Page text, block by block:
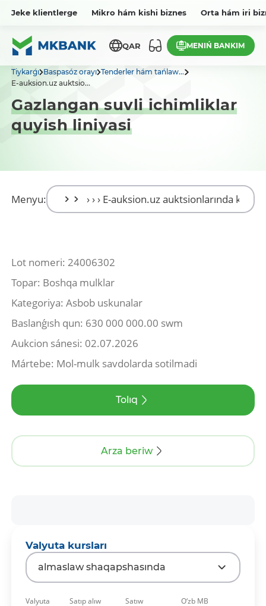
Jeke klientlerge Mikro hám kishi biznes Orta hám iri
QAR MENIŃ BANKIM
Tiykarǵı Baspasóz orayı Tenderler hám tańlaw...
E-auksion.uz auktsio...
Gazlangan suvli ichimliklar
quyish liniyasi
Menyu:
Lot nomeri: 24006302
Topar: Boshqa mulklar
Kategoriya: Asbob uskunalar
Baslanǵısh qun: 630 000 000.00 swm
Aukcion sánesi: 02.07.2026
Mártebe: Mol-mulk savdolarda sotilmadi
Tolıq
Arza beriw
Valyuta kursları
almaslaw shaqapshasında
Valyuta Satıp alıw Satıw O‘zb MB